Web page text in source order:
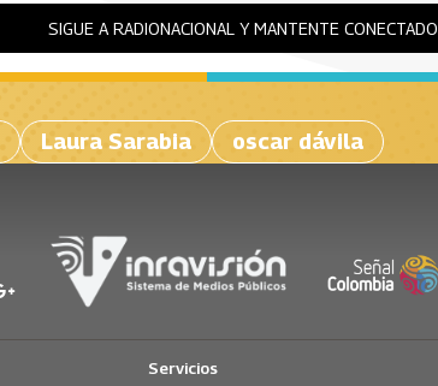
SIGUE A RADIONACIONAL Y MANTENTE CONECTADO
Laura Sarabia oscar dávila
Servicios